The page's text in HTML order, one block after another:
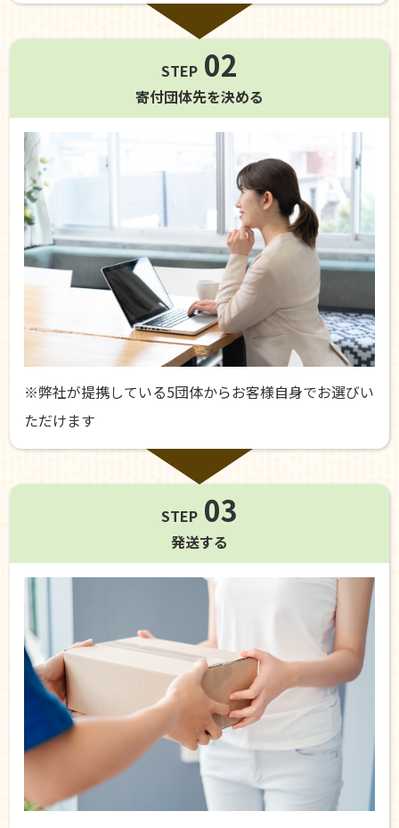
STEP 02
寄付団体先を決める
※弊社が提携している5団体からお客様自身でお選びい
ただけます
STEP 03
発送する